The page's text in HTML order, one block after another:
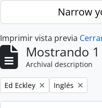
Skip to main contentNarrow
Imprimir vista previa
Mostrando
Archival description
Remove filter:
Ed Eckley Remove filter:
Inglés